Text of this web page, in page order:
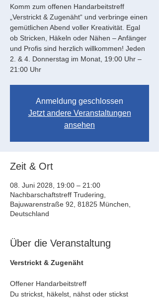
Komm zum offenen Handarbeitstreff
„Verstrickt & Zugenäht“ und verbringe einen
gemütlichen Abend voller Kreativität. Egal
ob Stricken, Häkeln oder Nähen – Anfänger
und Profis sind herzlich willkommen! Jeden
2. & 4. Donnerstag im Monat, 19:00 Uhr –
21:00 Uhr
Anmeldung geschlossen
Jetzt andere Veranstaltungen
ansehen
Zeit & Ort
08. Juni 2028, 19:00 – 21:00
Nachbarschaftstreff Trudering,
Bajuwarenstraße 92, 81825 München,
Deutschland
Über die Veranstaltung
Verstrickt & Zugenäht
Offener Handarbeitstreff
Du strickst, häkelst, nähst oder stickst